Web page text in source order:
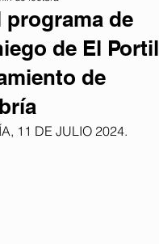
programa de
de El Portil
de
11 DE JULIO 2024.